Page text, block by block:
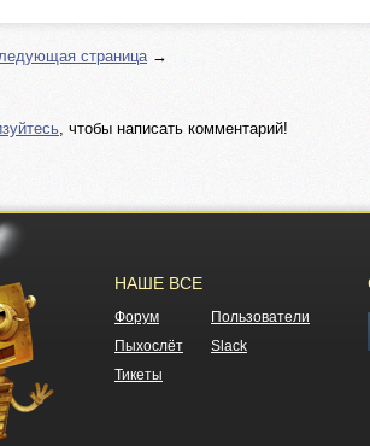
страница→
, чтобы написать комментарий!
НАШЕ ВСЕ
Форум
Пользователи
Пыхослёт
Slack
Тикеты